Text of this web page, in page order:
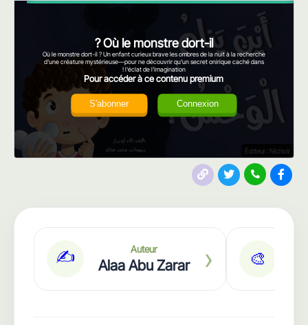
Où le monstre dort-il ?
Où le monstre dort-il ? Un enfant curieux brave les ombres de la nuit à la recherche
d'une créature mystérieuse—pour ne découvrir qu'un secret onirique caché dans
l'éclat de l'imagination !
Pour accéder à ce contenu premium
Connexion
S'abonner
Éditeur : Nichoir
✍️ Auteur
Alaa Abu Zarar › 🎨